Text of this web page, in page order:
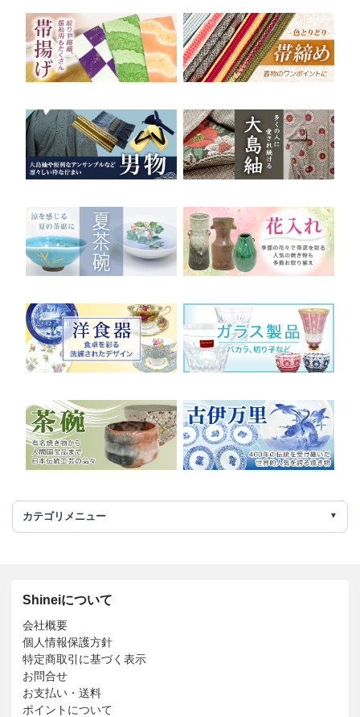
カテゴリメニュー
Shineiについて
会社概要
個人情報保護方針
特定商取引に基づく表示
お問合せ
お支払い・送料
ポイントについて